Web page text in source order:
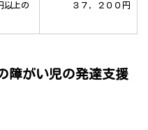
以上の
３７，２００円
障がい児の発達支援